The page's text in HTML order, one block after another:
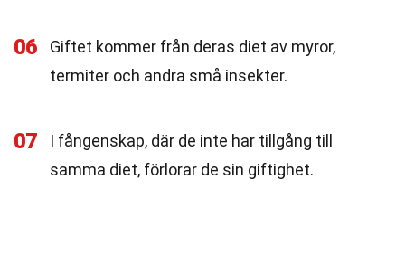
06
Giftet kommer från deras diet av myror,
termiter och andra små insekter.
07
I fångenskap, där de inte har tillgång till
samma diet, förlorar de sin giftighet.